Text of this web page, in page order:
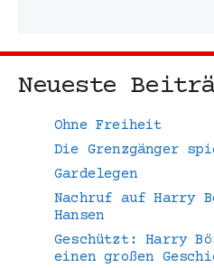
Neueste
Ohne Freiheit
Die Grenzgänger
Gardelegen
Nachruf auf Harry
Hansen
Geschützt: Harry
einen großen